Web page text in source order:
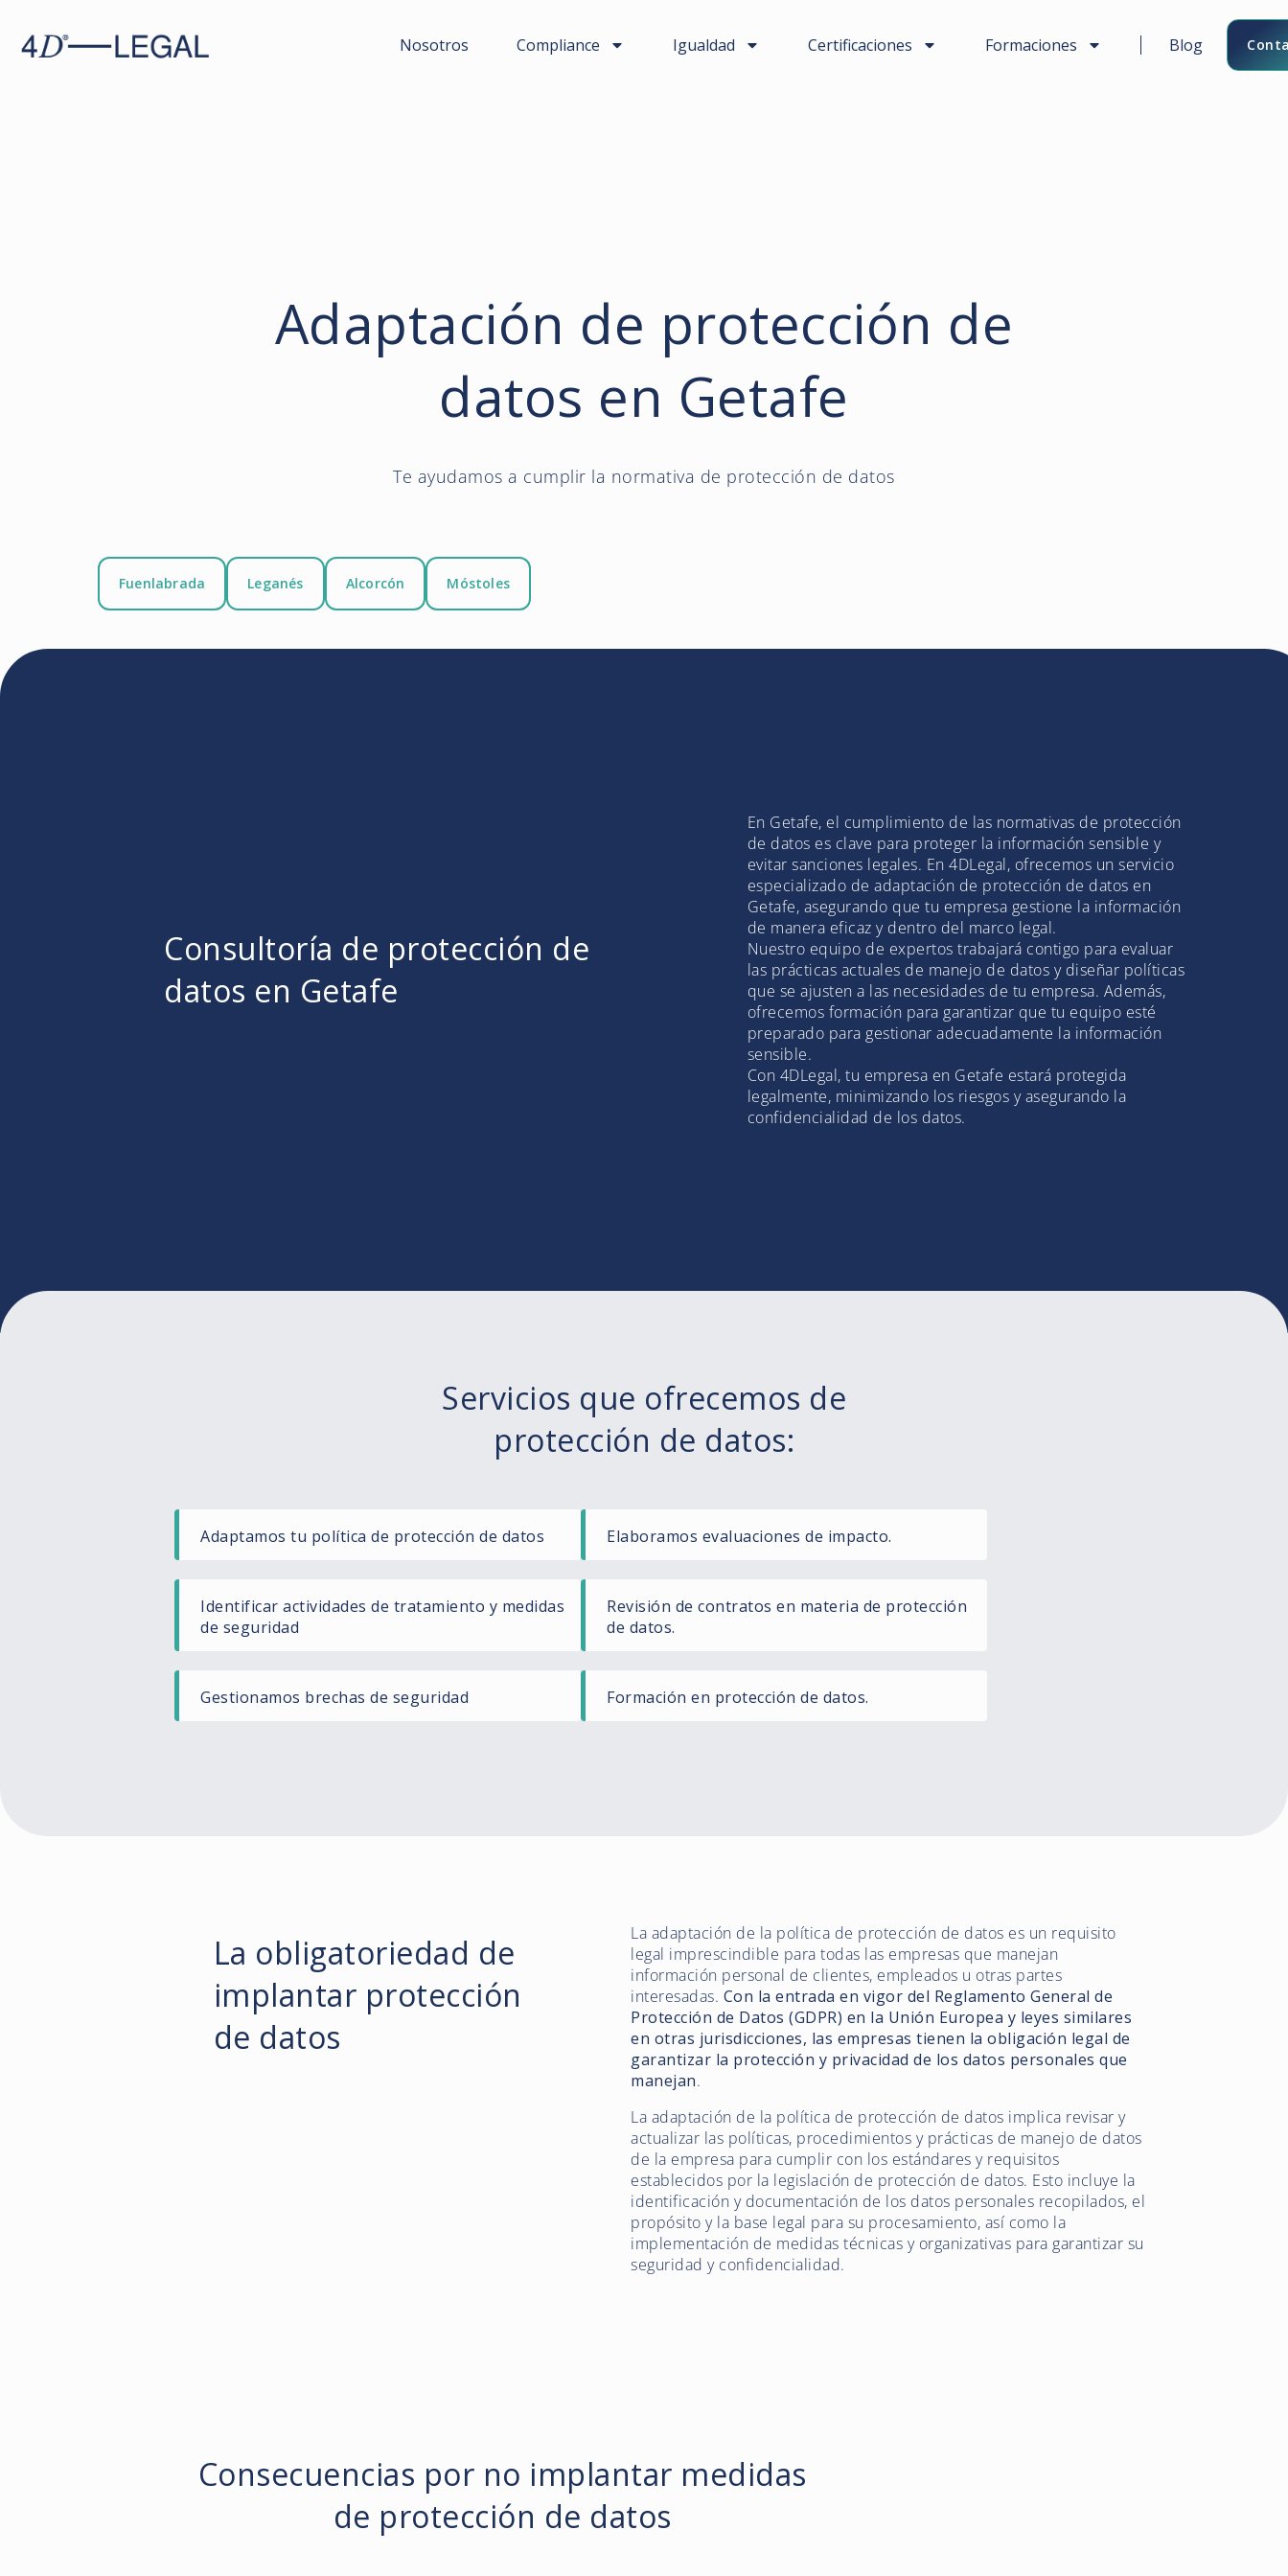
Nosotros Compliance Igualdad Certificaciones Formaciones Blog
Adaptación de protección de
datos en Getafe
Te ayudamos a cumplir la normativa de protección de datos
Fuenlabrada Leganés Alcorcón Móstoles
Consultoría de protección de
datos en Getafe
En Getafe, el cumplimiento de las normativas de protección
de datos es clave para proteger la información sensible y
evitar sanciones legales. En 4DLegal, ofrecemos un servicio
especializado de adaptación de protección de datos en
Getafe, asegurando que tu empresa gestione la información
de manera eficaz y dentro del marco legal.
Nuestro equipo de expertos trabajará contigo para evaluar
las prácticas actuales de manejo de datos y diseñar políticas
que se ajusten a las necesidades de tu empresa. Además,
ofrecemos formación para garantizar que tu equipo esté
preparado para gestionar adecuadamente la información
sensible.
Con 4DLegal, tu empresa en Getafe estará protegida
legalmente, minimizando los riesgos y asegurando la
confidencialidad de los datos.
Servicios que ofrecemos de
protección de datos:
Adaptamos tu política de protección de datos Elaboramos evaluaciones de impacto.
Identificar actividades de tratamiento y medidas
de seguridad
Revisión de contratos en materia de protección
de datos.
Gestionamos brechas de seguridad Formación en protección de datos.
La obligatoriedad de
implantar protección
de datos
La adaptación de la política de protección de datos es un requisito
legal imprescindible para todas las empresas que manejan
información personal de clientes, empleados u otras partes
interesadas. Con la entrada en vigor del Reglamento General de
Protección de Datos (GDPR) en la Unión Europea y leyes similares
en otras jurisdicciones, las empresas tienen la obligación legal de
garantizar la protección y privacidad de los datos personales que
manejan.
La adaptación de la política de protección de datos implica revisar y
actualizar las políticas, procedimientos y prácticas de manejo de datos
de la empresa para cumplir con los estándares y requisitos
establecidos por la legislación de protección de datos. Esto incluye la
identificación y documentación de los datos personales recopilados, el
propósito y la base legal para su procesamiento, así como la
implementación de medidas técnicas y organizativas para garantizar su
seguridad y confidencialidad.
Consecuencias por no implantar medidas
de protección de datos